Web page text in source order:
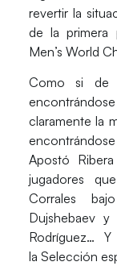
revertir la
de la primera
Men’s World
Como si de
claramente la
Apostó Ribera
jugadores
Corrales
Dujshebaevy
Rodríguez… Y
la Selección